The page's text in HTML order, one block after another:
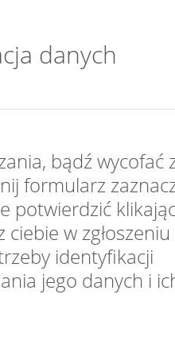
danych
bądź wycofać
formularz
potwierdzić
w
identyfikacji
jego danych i